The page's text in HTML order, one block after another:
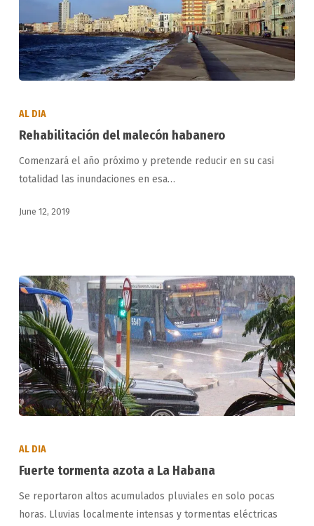
habanero
AL DIA
Rehabilitación del malecón habanero
Comenzará el año próximo y pretende reducir en su casi
totalidad las inundaciones en esa…
June 12, 2019
tormenta
La
Habana
AL DIA
Fuerte tormenta azota a La Habana
Se reportaron altos acumulados pluviales en solo pocas
horas. Lluvias localmente intensas y tormentas eléctricas